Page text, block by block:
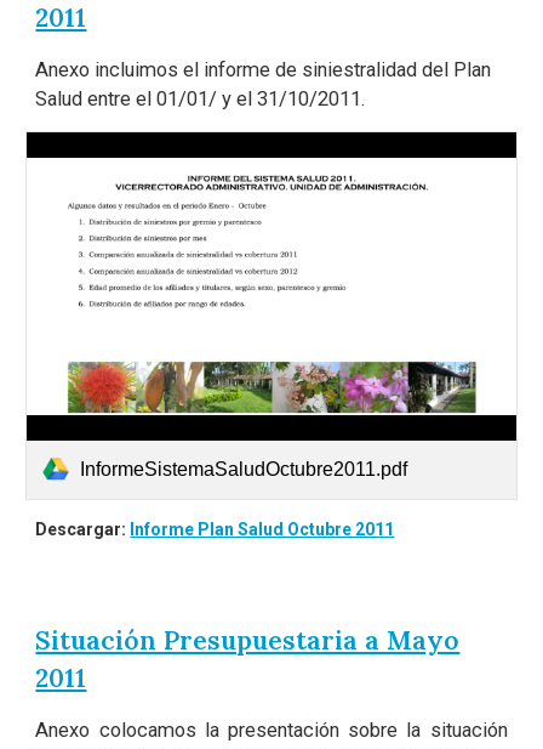
2011
Anexo incluimos el informe de siniestralidad del Plan
Salud entre el 01/01/ y el 31/10/2011.
InformeSistemaSaludOctubre2011.pdf
Descargar: Informe Plan Salud Octubre 2011
Situación Presupuestaria a Mayo
2011
Anexo colocamos la presentación sobre la situación